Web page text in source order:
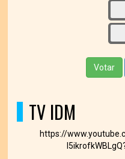
Votar
TV IDM
https://